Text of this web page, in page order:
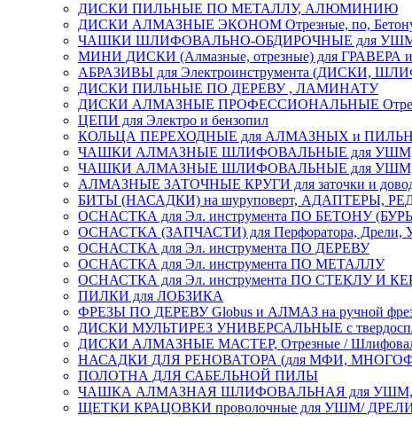
ДИСКИ ПИЛЬНЫЕ ПО МЕТАЛЛУ, АЛЮМИНИЮ
ДИСКИ АЛМАЗНЫЕ ЭКОНОМ Отрезные, по,
ЧАШКИ ШЛИФОВАЛЬНО-ОБДИРОЧНЫЕ для УШМ
МИНИ ДИСКИ (Алмазные, отрезные) для
АБРАЗИВЫ для Электроинструмента (ДИСКИ,
ДИСКИ ПИЛЬНЫЕ ПО ДЕРЕВУ , ЛАМИНАТУ
ДИСКИ АЛМАЗНЫЕ ПРОФЕССИОНАЛЬНЫЕ Отрезные
ЦЕПИ для Электро и бензопил
КОЛЬЦА ПЕРЕХОДНЫЕ для АЛМАЗНЫХ и
ЧАШКИ АЛМАЗНЫЕ ШЛИФОВАЛЬНЫЕ для УШМ,
ЧАШКИ АЛМАЗНЫЕ ШЛИФОВАЛЬНЫЕ для УШМ,
АЛМАЗНЫЕ ЗАТОЧНЫЕ КРУГИ для заточки и
БИТЫ (НАСАДКИ) на шуруповерт, АДАПТЕРЫ,
ОСНАСТКА для Эл. инструмента ПО БЕТОНУ
ОСНАСТКА (ЗАПЧАСТИ) для Перфоратора, Дрели,
ОСНАСТКА для Эл. инструмента ПО ДЕРЕВУ
ОСНАСТКА для Эл. инструмента ПО МЕТАЛЛУ
ОСНАСТКА для Эл. инструмента ПО СТЕКЛУ И
ПИЛКИ для ЛОБЗИКА
ФРЕЗЫ ПО ДЕРЕВУ Globus и АЛМАЗ на ручной
ДИСКИ МУЛЬТИРЕЗ УНИВЕРСАЛЬНЫЕ с
ДИСКИ АЛМАЗНЫЕ МАСТЕР, Отрезные /
НАСАДКИ ДЛЯ РЕНОВАТОРА (для МФИ,
ПОЛОТНА ДЛЯ САБЕЛЬНОЙ ПИЛЫ
ЧАШКА АЛМАЗНАЯ ШЛИФОВАЛЬНАЯ для УШМ,
ЩЕТКИ КРАЦОВКИ проволочные для УШМ/